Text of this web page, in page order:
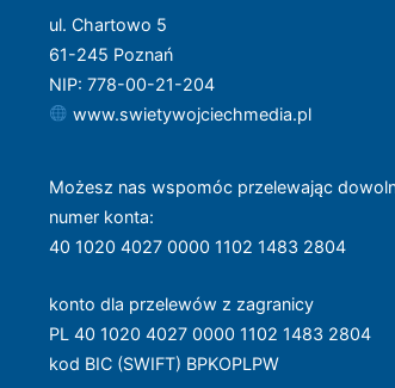
ul. Chartowo 5
61-245 Poznań
NIP: 778-00-21-204
www.swietywojciechmedia.pl
Możesz nas wspomóc przelewając
numer konta:
40 1020 4027 0000 1102 1483 2804
konto dla przelewów z zagranicy
PL 40 1020 4027 0000 1102 1483 2804
kod BIC (SWIFT) BPKOPLPW